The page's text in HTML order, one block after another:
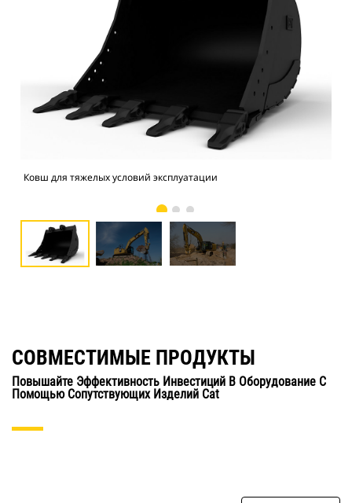
Ковш для тяжелых условий эксплуатации
СОВМЕСТИМЫЕ ПРОДУКТЫ
Повышайте Эффективность Инвестиций В Оборудование С
Помощью Сопутствующих Изделий Cat